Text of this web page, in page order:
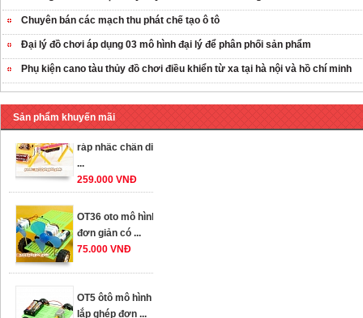
Chuyên bán các mạch thu phát chế tạo ô tô
Đại lý đồ chơi áp dụng 03 mô hình đại lý để phân phối sản phẩm
Phụ kiện cano tàu thủy đồ chơi điều khiển từ xa tại hà nội và hồ chí minh
Sản phẩm khuyến mãi
OT35 robot lắp
ráp nhấc chân di
259.000 VNĐ
OT36 oto mô hình
đơn giản có ...
75.000 VNĐ
OT5 ôtô mô hình
lắp ghép đơn ...